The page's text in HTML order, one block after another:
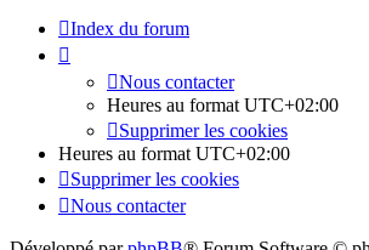
Index du forum
Nous contacter
Heures au format UTC+02:00
Supprimer les cookies
Heures au format UTC+02:00
Supprimer les cookies
Nous contacter